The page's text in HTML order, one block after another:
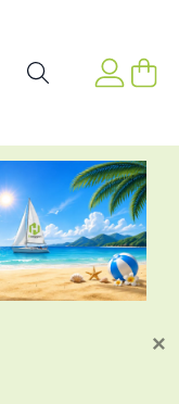
Mon
×